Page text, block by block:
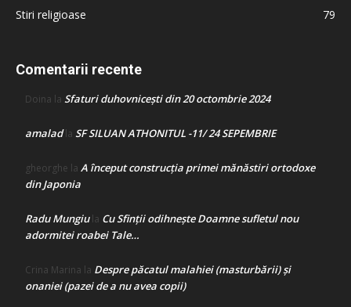
Stiri religioase
79
Comentarii recente
Doina la Sfaturi duhovnicești din 20 octombrie 2024
amaladla SF SILUAN ATHONITUL -11/ 24 SEPEMBRIE
gheorghe la A început construcţia primei mănăstiri ortodoxe
din Japonia
Radu Mungiula Cu Sfinții odihnește Doamne sufletul nou
adormitei roabei Tale…
Crina Marina la Despre păcatul malahiei (masturbării) şi
onaniei (pazei de a nu avea copii)